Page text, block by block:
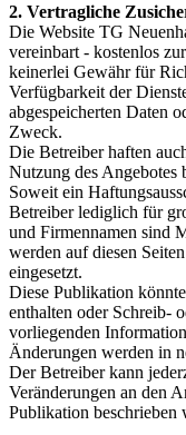
2. Vertragliche
Die Website TG
vereinbart - kostenlos
keinerlei Gewähr für
Verfügbarkeit der
abgespeicherten Daten
Zweck.
Die Betreiber haften
Nutzung des Angebotes
Soweit ein
Betreiber lediglich für
und Firmennamen sind
werden auf diesen
eingesetzt.
Diese Publikation
enthalten oder Schreib-
vorliegenden
Änderungen werden in
Der Betreiber kann
Veränderungen an den
Publikation beschrieben